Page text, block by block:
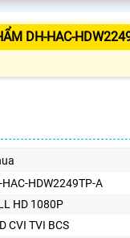
DH-HAC-
HAC-HDW2249TP-A
HD 1080P
CVI TVI BCS